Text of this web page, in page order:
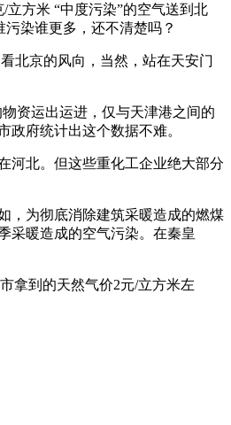
方米 “中度污染”的空气送到北
染谁更多，还不清楚吗？
北京的风向，当然，站在天安门
资运出运进，仅与天津港之间的
府统计出这个数据不难。
北。但这些重化工企业绝大部分
，为彻底消除建筑采暖造成的燃煤
采暖造成的空气污染。在秦皇
拿到的天然气价2元/立方米左